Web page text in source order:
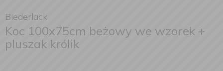
Biederlack
Koc 100x75cm beżowy we wzorek +
pluszak królik